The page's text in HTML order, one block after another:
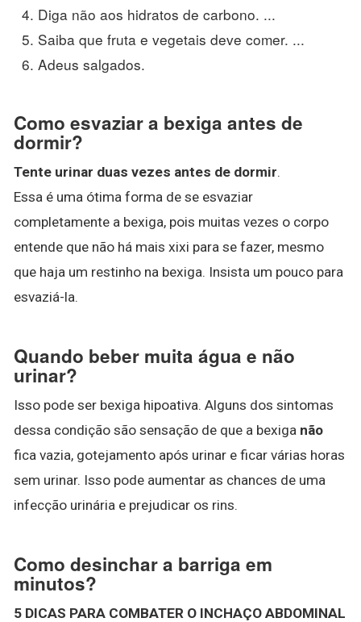
Diga não aos hidratos de carbono. ...
Saiba que fruta e vegetais deve comer. ...
Adeus salgados.
Como esvaziar a bexiga antes de
dormir?
Tente urinar duas vezes antes de dormir.
Essa é uma ótima forma de se esvaziar
completamente a bexiga, pois muitas vezes o corpo
entende que não há mais xixi para se fazer, mesmo
que haja um restinho na bexiga. Insista um pouco para
esvaziá-la.
Quando beber muita água e não
urinar?
Isso pode ser bexiga hipoativa. Alguns dos sintomas
dessa condição são sensação de que a bexiga não
fica vazia, gotejamento após urinar e ficar várias horas
sem urinar. Isso pode aumentar as chances de uma
infecção urinária e prejudicar os rins.
Como desinchar a barriga em
minutos?
5 DICAS PARA COMBATER O INCHAÇO ABDOMINAL